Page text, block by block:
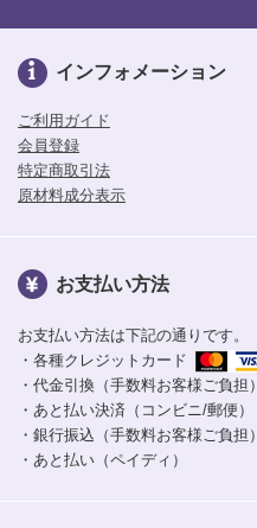
インフォメーション
ご利用ガイド
会員登録
特定商取引法
原材料成分表示
お支払い方法
お支払い方法は下記の通りです。
・各種クレジットカード
・代金引換（手数料お客様ご負担）
・あと払い決済（コンビニ/郵便）
・銀行振込（手数料お客様ご負担）
・あと払い（ペイディ）